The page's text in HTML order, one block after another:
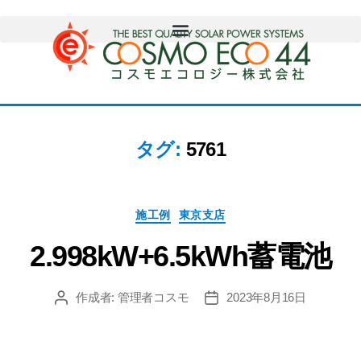
タグ: 5761
施工例 東京支店
2.998kW+6.5kWh蓄電池
作成者: 管理者コスモ 2023年8月16日